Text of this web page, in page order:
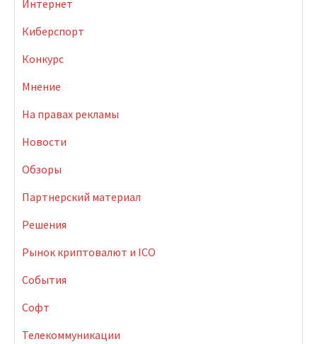
Интернет
Киберспорт
Конкурс
Мнение
На правах рекламы
Новости
Обзоры
Партнерский материал
Решения
Рынок криптовалют и ICO
События
Софт
Телекоммуникации